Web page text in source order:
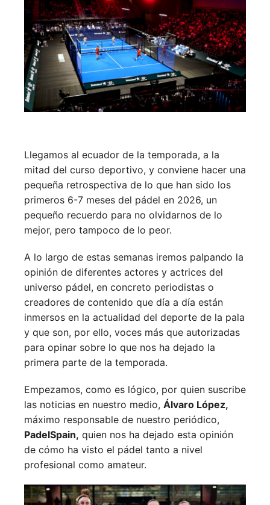
Llegamos al ecuador de la temporada, a la
mitad del curso deportivo, y conviene hacer una
pequeña retrospectiva de lo que han sido los
primeros 6-7 meses del pádel en 2026, un
pequeño recuerdo para no olvidarnos de lo
mejor, pero tampoco de lo peor.
A lo largo de estas semanas iremos palpando la
opinión de diferentes actores y actrices del
universo pádel, en concreto periodistas o
creadores de contenido que día a día están
inmersos en la actualidad del deporte de la pala
y que son, por ello, voces más que autorizadas
para opinar sobre lo que nos ha dejado la
primera parte de la temporada.
Empezamos, como es lógico, por quien suscribe
las noticias en nuestro medio, Álvaro López,
máximo responsable de nuestro periódico,
PadelSpain, quien nos ha dejado esta opinión
de cómo ha visto el pádel tanto a nivel
profesional como amateur.